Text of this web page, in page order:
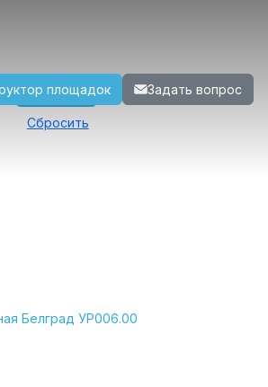
площадок Задать вопрос
Белград УР006.00